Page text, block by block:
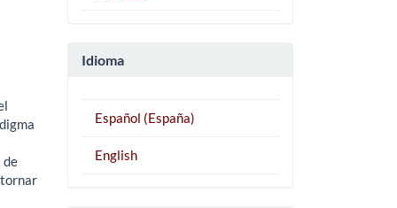
de
tornar
Idioma
Español (España)
English